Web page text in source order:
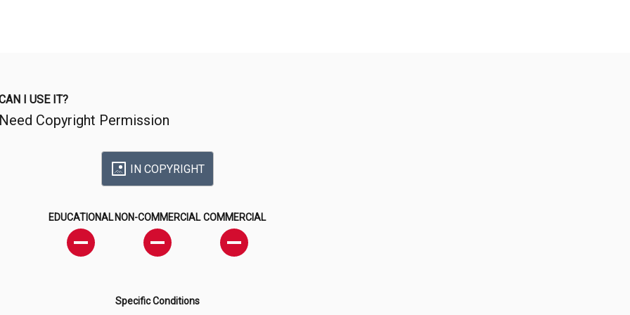
I USE IT?
Need Copyright Permission
IN COPYRIGHT
EDUCATIONAL NON-COMMERCIAL COMMERCIAL
Specific Conditions